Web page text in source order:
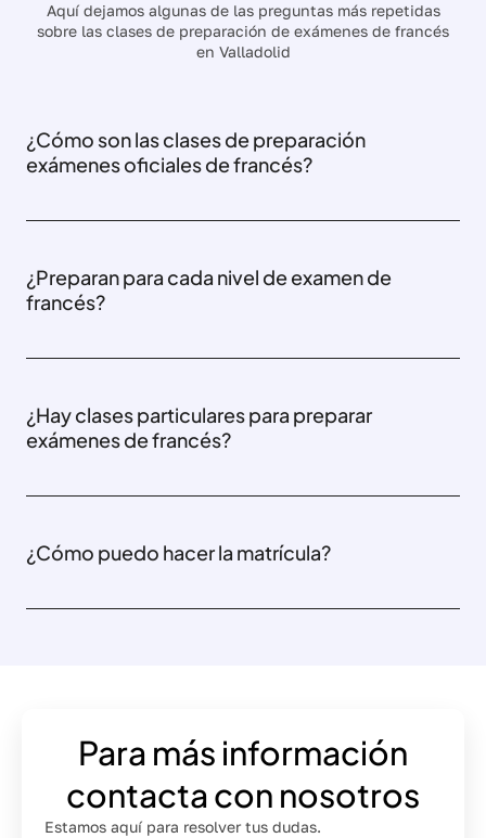
Aquí dejamos algunas de las preguntas más repetidas
sobre las clases de preparación de exámenes de francés
en Valladolid
¿Cómo son las clases de preparación
exámenes oficiales de francés?
¿Preparan para cada nivel de examen de
francés?
¿Hay clases particulares para preparar
exámenes de francés?
¿Cómo puedo hacer la matrícula?
Para más información
contacta con nosotros
Estamos aquí para resolver tus dudas.